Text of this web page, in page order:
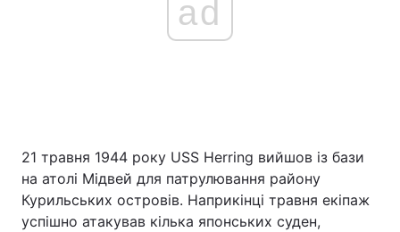
ad
21 травня 1944 року USS Herring вийшов із бази
на атолі Мідвей для патрулювання району
Курильських островів. Наприкінці травня екіпаж
успішно атакував кілька японських суден,